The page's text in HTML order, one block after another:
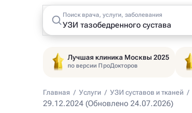
Поиск врача, услуги, заболевания
Лучшая клиника Москвы 2025
по версии ПроДокторов
Главная / Услуги / УЗИ суставов и тканей /
29.12.2024 (Обновлено 24.07.2026)